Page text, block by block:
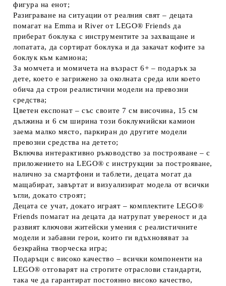
фигура на енот;
Разиграване на ситуации от реалния свят – децата
помагат на Emma и River от LEGO® Friends да
приберат боклука с инструментите за захващане и
лопатата, да сортират боклука и да закачат кофите за
боклук към камиона;
За момчета и момичета на възраст 6+ – подарък за
дете, което е загрижено за околната среда или което
обича да строи реалистични модели на превозни
средства;
Цветен експонат – със своите 7 см височина, 15 см
дължина и 6 см ширина този боклукчийски камион
заема малко място, паркиран до другите модели
превозни средства на детето;
Включва интерактивно ръководство за построяване – с
приложението на LEGO® с инструкции за построяване,
налично за смартфони и таблети, децата могат да
мащабират, завъртат и визуализират модела от всички
ъгли, докато строят;
Децата се учат, докато играят – комплектите LEGO®
Friends помагат на децата да натрупат увереност и да
развият ключови житейски умения с реалистичните
модели и забавни герои, които ги вдъхновяват за
безкрайна творческа игра;
Подаръци с високо качество – всички компоненти на
LEGO® отговарят на строгите отраслови стандарти,
така че да гарантират постоянно високо качество,